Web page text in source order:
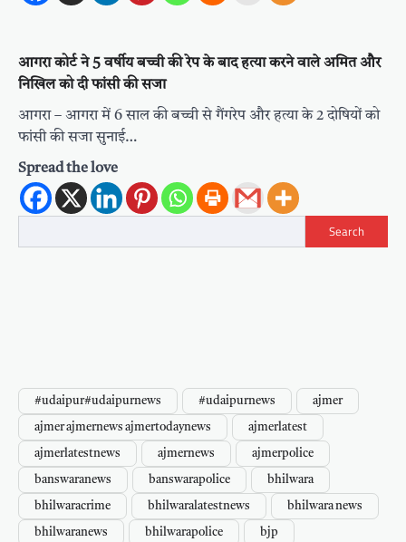
आगरा कोर्ट ने 5 वर्षीय बच्ची की रेप के बाद हत्या करने वाले अमित और
निखिल को दी फांसी की सजा
आगरा – आगरा में 6 साल की बच्ची से गैंगरेप और हत्या के 2 दोषियों को
फांसी की सजा सुनाई…
Spread the love
Search
#udaipur#udaipurnews #udaipurnews ajmer
ajmer ajmernews ajmertodaynews ajmerlatest
ajmerlatestnews ajmernews ajmerpolice
banswaranews banswarapolice bhilwara
bhilwaracrime bhilwaralatestnews bhilwara news
bhilwaranews bhilwarapolice bjp